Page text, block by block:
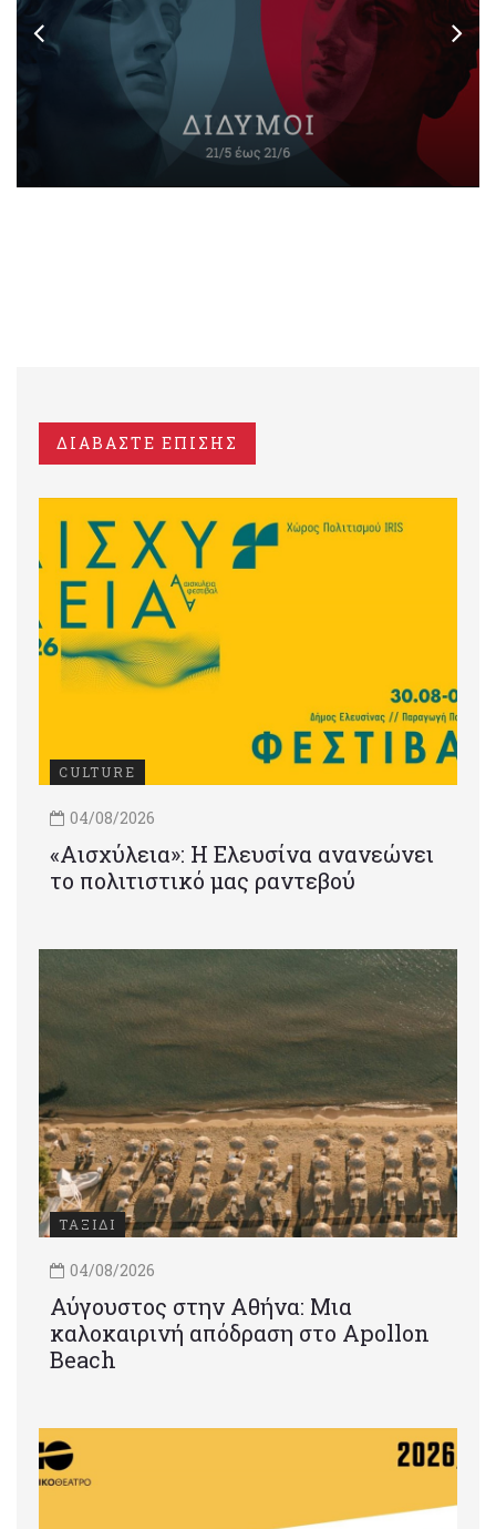
ΔΙΑΒΑΣΤΕ ΕΠΙΣΗΣ
CULTURE
04/08/2026
«Αισχύλεια»: Η Ελευσίνα ανανεώνει
το πολιτιστικό μας ραντεβού
ΤΑΞΙΔΙ
04/08/2026
Αύγουστος στην Αθήνα: Μια
καλοκαιρινή απόδραση στο Apollon
Beach